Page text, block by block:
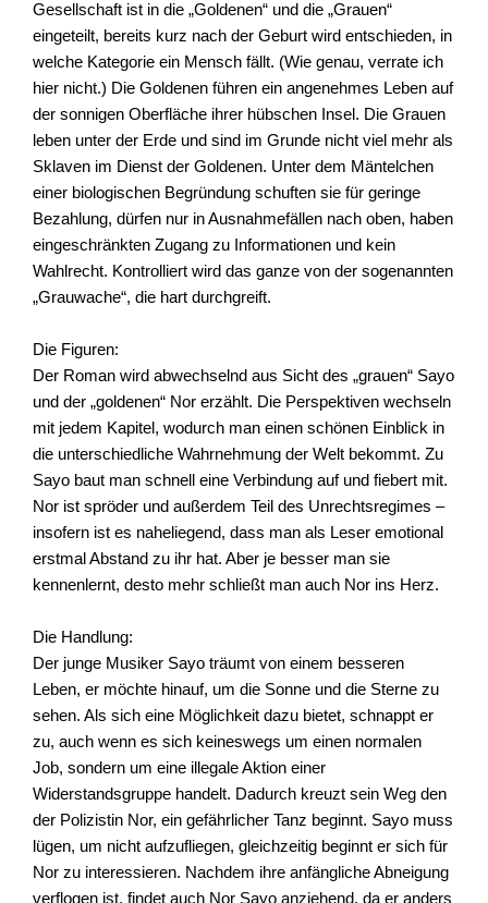
Gesellschaft ist in die „Goldenen“ und die „Grauen“
eingeteilt, bereits kurz nach der Geburt wird entschieden, in
welche Kategorie ein Mensch fällt. (Wie genau, verrate ich
hier nicht.) Die Goldenen führen ein angenehmes Leben auf
der sonnigen Oberfläche ihrer hübschen Insel. Die Grauen
leben unter der Erde und sind im Grunde nicht viel mehr als
Sklaven im Dienst der Goldenen. Unter dem Mäntelchen
einer biologischen Begründung schuften sie für geringe
Bezahlung, dürfen nur in Ausnahmefällen nach oben, haben
eingeschränkten Zugang zu Informationen und kein
Wahlrecht. Kontrolliert wird das ganze von der sogenannten
„Grauwache“, die hart durchgreift.
Die Figuren:
Der Roman wird abwechselnd aus Sicht des „grauen“ Sayo
und der „goldenen“ Nor erzählt. Die Perspektiven wechseln
mit jedem Kapitel, wodurch man einen schönen Einblick in
die unterschiedliche Wahrnehmung der Welt bekommt. Zu
Sayo baut man schnell eine Verbindung auf und fiebert mit.
Nor ist spröder und außerdem Teil des Unrechtsregimes –
insofern ist es naheliegend, dass man als Leser emotional
erstmal Abstand zu ihr hat. Aber je besser man sie
kennenlernt, desto mehr schließt man auch Nor ins Herz.
Die Handlung:
Der junge Musiker Sayo träumt von einem besseren
Leben, er möchte hinauf, um die Sonne und die Sterne zu
sehen. Als sich eine Möglichkeit dazu bietet, schnappt er
zu, auch wenn es sich keineswegs um einen normalen
Job, sondern um eine illegale Aktion einer
Widerstandsgruppe handelt. Dadurch kreuzt sein Weg den
der Polizistin Nor, ein gefährlicher Tanz beginnt. Sayo muss
lügen, um nicht aufzufliegen, gleichzeitig beginnt er sich für
Nor zu interessieren. Nachdem ihre anfängliche Abneigung
verflogen ist, findet auch Nor Sayo anziehend, da er anders